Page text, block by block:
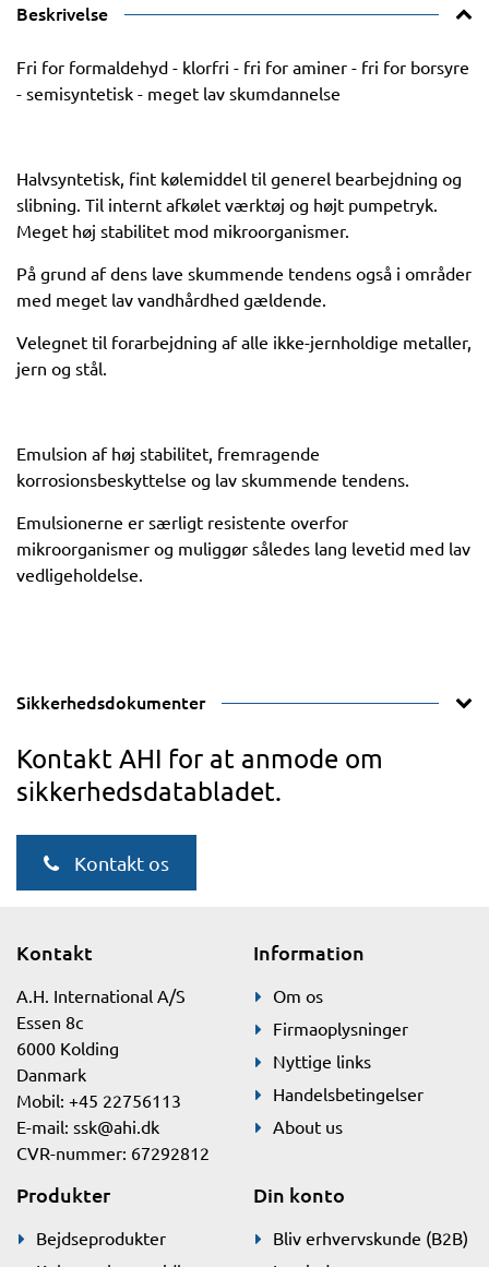
Beskrivelse
Fri for formaldehyd - klorfri - fri for aminer - fri for borsyre
- semisyntetisk - meget lav skumdannelse
Halvsyntetisk, fint kølemiddel til generel bearbejdning og
slibning. Til internt afkølet værktøj og højt pumpetryk.
Meget høj stabilitet mod mikroorganismer.
På grund af dens lave skummende tendens også i områder
med meget lav vandhårdhed gældende.
Velegnet til forarbejdning af alle ikke-jernholdige metaller,
jern og stål.
Emulsion af høj stabilitet, fremragende
korrosionsbeskyttelse og lav skummende tendens.
Emulsionerne er særligt resistente overfor
mikroorganismer og muliggør således lang levetid med lav
vedligeholdelse.
Sikkerhedsdokumenter
Kontakt AHI for at anmode om
sikkerhedsdatabladet.
Kontakt os
Kontakt
A.H. International A/S
Essen 8c
6000 Kolding
Danmark
Mobil: +45 22756113
E-mail: ssk@ahi.dk
CVR-nummer: 67292812
Information
Om os
Firmaoplysninger
Nyttige links
Handelsbetingelser
About us
Produkter
Bejdseprodukter
Din konto
Bliv erhvervskunde (B2B)